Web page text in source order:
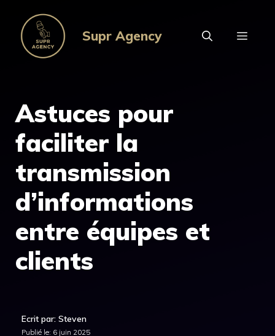
contenu
Supr Agency
Astuces pour
faciliter la
transmission
d’informations
entre équipes et
clients
Ecrit par: Steven
Publié le: 6 juin 2025